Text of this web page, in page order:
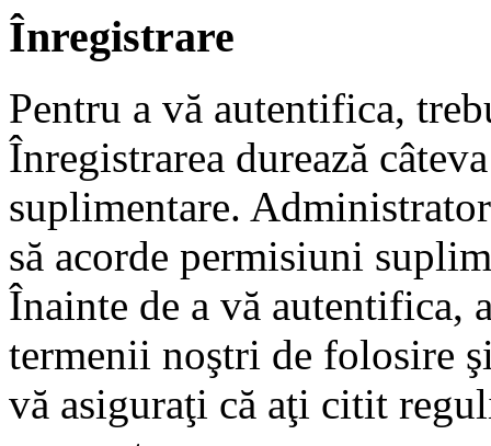
Înregistrare
Pentru a vă autentifica,
Înregistrarea durează
suplimentare.
să acorde permisiuni
Înainte de a vă autentifica,
termenii noştri de folosire
vă asiguraţi că aţi citit